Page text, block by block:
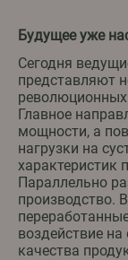
Будущее уже
Сегодня
представляют
Главное
мощности, а
нагрузки на
характеристик
Параллельно
производство.
воздействие
качества